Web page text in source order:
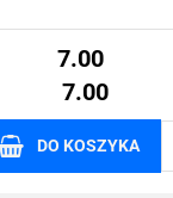
7.00
7.00
DO KOSZYKA